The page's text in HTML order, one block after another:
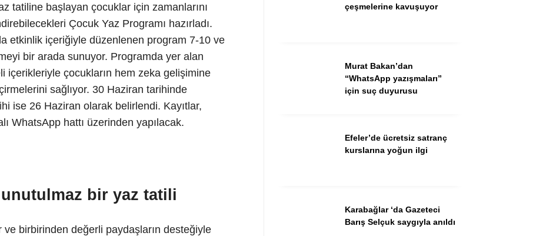
tatiline başlayan çocuklar için zamanlarını
Çocuk Yaz Programı hazırladı.
etkinlik içeriğiyle düzenlenen program 7-10 ve
bir arada sunuyor. Programda yer alan
içerikleriyle çocukların hem zeka gelişimine
sağlıyor. 30 Haziran tarihinde
ise 26 Haziran olarak belirlendi. Kayıtlar,
WhatsApp hattı üzerinden yapılacak.
bir yaz tatili
birbirinden değerli paydaşların desteğiyle
çeşmelerine kavuşuyor
Murat Bakan’dan
“WhatsApp yazışmaları”
için suç duyurusu
Efeler’de ücretsiz satranç
kurslarına yoğun ilgi
Karabağlar ‘da Gazeteci
Barış Selçuk saygıyla anıldı